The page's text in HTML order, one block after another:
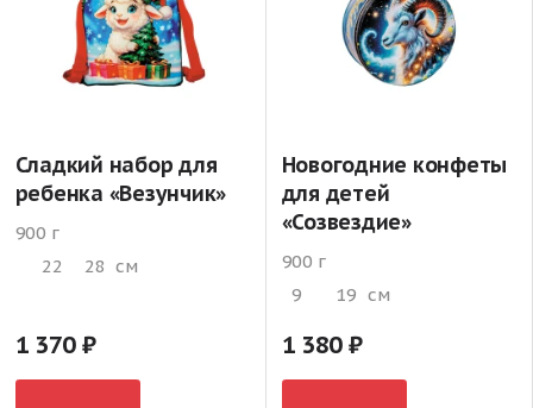
Сладкий набор для
ребенка «Везунчик»
900 г
22
28 см
1 370
Новогодние конфеты
для детей
«Созвездие»
900 г
9
19 см
1 380